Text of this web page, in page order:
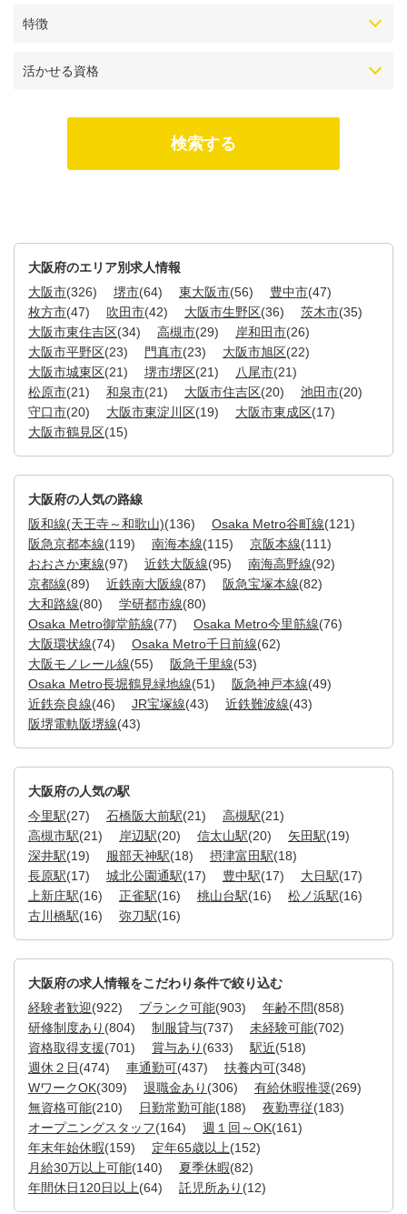
特徴
活かせる資格
大阪府のエリア別求人情報
大阪市(326) 堺市(64) 東大阪市(56) 豊中市(47)
枚方市(47) 吹田市(42) 大阪市生野区(36) 茨木市(35)
大阪市東住吉区(34) 高槻市(29) 岸和田市(26)
大阪市平野区(23) 門真市(23) 大阪市旭区(22)
大阪市城東区(21) 堺市堺区(21) 八尾市(21)
松原市(21) 和泉市(21) 大阪市住吉区(20) 池田市(20)
守口市(20) 大阪市東淀川区(19) 大阪市東成区(17)
大阪市鶴見区(15)
大阪府の人気の路線
阪和線(天王寺～和歌山)(136) Osaka Metro谷町線(121)
阪急京都本線(119) 南海本線(115) 京阪本線(111)
おおさか東線(97) 近鉄大阪線(95) 南海高野線(92)
京都線(89) 近鉄南大阪線(87) 阪急宝塚本線(82)
大和路線(80) 学研都市線(80)
Osaka Metro御堂筋線(77) Osaka Metro今里筋線(76)
大阪環状線(74) Osaka Metro千日前線(62)
大阪モノレール線(55) 阪急千里線(53)
Osaka Metro長堀鶴見緑地線(51) 阪急神戸本線(49)
近鉄奈良線(46) JR宝塚線(43) 近鉄難波線(43)
阪堺電軌阪堺線(43)
大阪府の人気の駅
今里駅(27) 石橋阪大前駅(21) 高槻駅(21)
高槻市駅(21) 岸辺駅(20) 信太山駅(20) 矢田駅(19)
深井駅(19) 服部天神駅(18) 摂津富田駅(18)
長原駅(17) 城北公園通駅(17) 豊中駅(17) 大日駅(17)
上新庄駅(16) 正雀駅(16) 桃山台駅(16) 松ノ浜駅(16)
古川橋駅(16) 弥刀駅(16)
大阪府の求人情報をこだわり条件で絞り込む
経験者歓迎(922) ブランク可能(903) 年齢不問(858)
研修制度あり (804) 制服貸与(737) 未経験可能(702)
資格取得支援(701) 賞与あり (633) 駅近(518)
週休２日(474) 車通勤可(437) 扶養内可(348)
WワークOK(309) 退職金あり (306) 有給休暇推奨(269)
無資格可能(210) 日勤常勤可能(188) 夜勤専従(183)
オープニングスタッフ(164) 週１回～OK(161)
年末年始休暇(159) 定年65歳以上(152)
月給30万以上可能(140) 夏季休暇(82)
年間休日120日以上(64) 託児所あり (12)